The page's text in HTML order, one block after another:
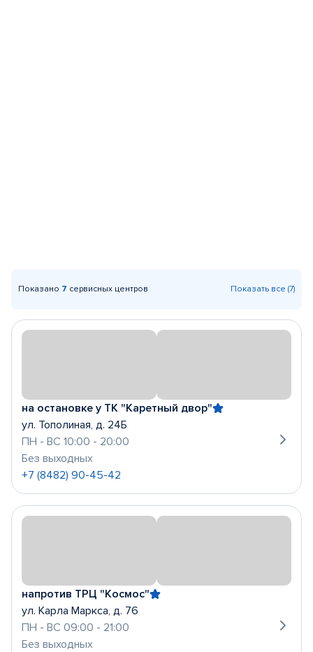
Показано 7 сервисных центров Показать все (7)
на остановке у ТК "Каретный двор"
ул. Тополиная, д. 24Б
ПН - ВС 10:00 - 20:00
Без выходных
+7 (8482) 90-45-42
напротив ТРЦ "Космос"
ул. Карла Маркса, д. 76
ПН - ВС 09:00 - 21:00
Без выходных